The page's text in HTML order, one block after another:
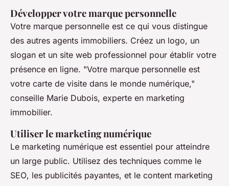
Développer votre marque personnelle
Votre marque personnelle est ce qui vous distingue
des autres agents immobiliers. Créez un logo, un
slogan et un site web professionnel pour établir votre
présence en ligne. "Votre marque personnelle est
votre carte de visite dans le monde numérique,"
conseille Marie Dubois, experte en marketing
immobilier.
Utiliser le marketing numérique
Le marketing numérique est essentiel pour atteindre
un large public. Utilisez des techniques comme le
SEO, les publicités payantes, et le content marketing